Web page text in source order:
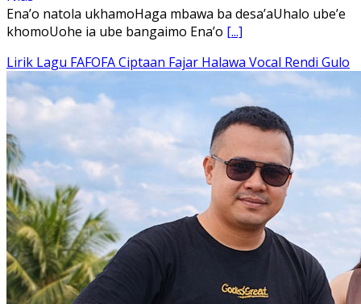
Ena’o natola ukhamoHaga mbawa ba desa’aUhalo ube’e
khomoUohe ia ube bangaimo Ena’o [...]
Lirik Lagu FAFOFA Ciptaan Fajar Halawa Vocal Rendi Gulo